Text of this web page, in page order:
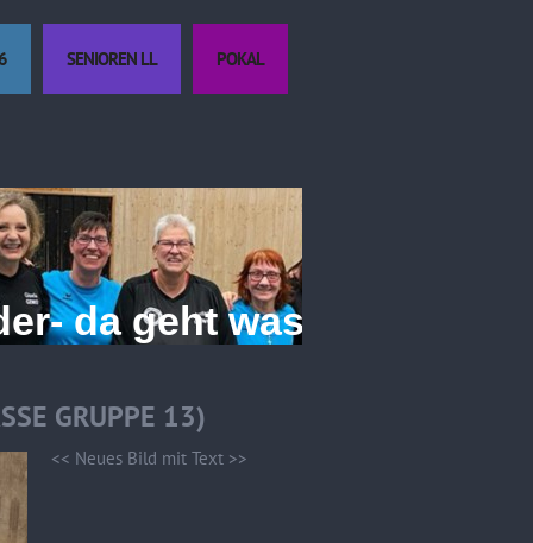
SENIOREN LL POKAL
da geht was!
GRUPPE 13)
<< Neues Bild mit Text >>